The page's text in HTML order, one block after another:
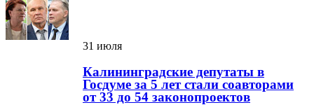
31 июля
Калининградские депутаты в
Госдуме за 5 лет стали соавторами
от 33 до 54 законопроектов